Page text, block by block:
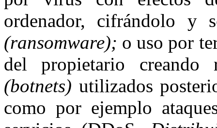
ordenador, cifrándolo y
(ransomware); o uso por
del propietario creando
(botnets) utilizados
como por ejemplo